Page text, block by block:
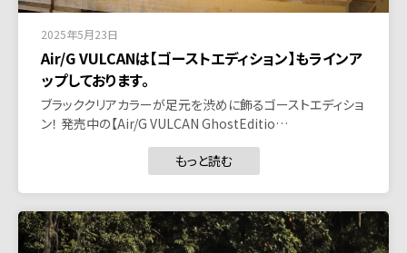
2025年5月23日
Air/G VULCANは【ゴーストエディション】もラインア
ップしております。
ブラッククリアカラーが足元を渋めに飾るゴーストエディショ
ン！ 発売中の【Air/G VULCAN GhostEditio…
もっと読む